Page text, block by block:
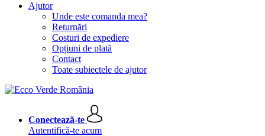
Ajutor
Unde este comanda mea?
Returnări
Costuri de expediere
Opțiuni de plată
Contact
Toate subiectele de ajutor
Conectează-te
Autentifică-te acum